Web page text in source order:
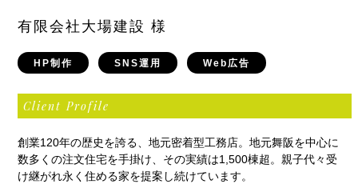
有限会社大場建設 様
HP制作 SNS運用 Web広告
Client Profile
創業120年の歴史を誇る、地元密着型工務店。地元舞阪を中心に
数多くの注文住宅を手掛け、その実績は1,500棟超。親子代々受
け継がれ永く住める家を提案し続けています。